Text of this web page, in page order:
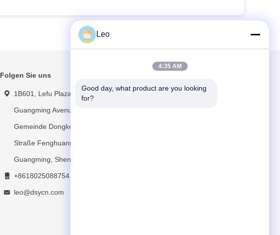
Folgen Sie uns
1B601, Lefu Plaza, Nr. 481
Guangming Avenue,
Gemeinde Dongkeng,
Straße Fenghuang, Bezirk
Guangming, Shenzhen
+8618025088754
leo@dsycn.com
Leo
4:35 AM
Good day, what product are you looking
for?